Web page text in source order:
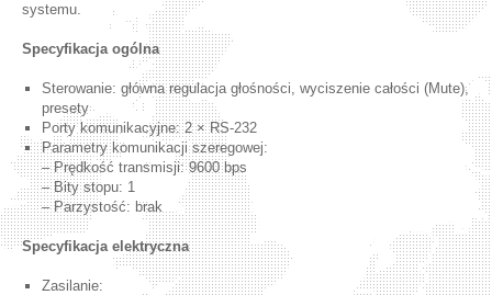
systemu.
Specyfikacja ogólna
Sterowanie: główna regulacja głośności, wyciszenie całości (Mute),
presety
Porty komunikacyjne: 2 × RS-232
Parametry komunikacji szeregowej:
– Prędkość transmisji: 9600 bps
– Bity stopu: 1
– Parzystość: brak
Specyfikacja elektryczna
Zasilanie: